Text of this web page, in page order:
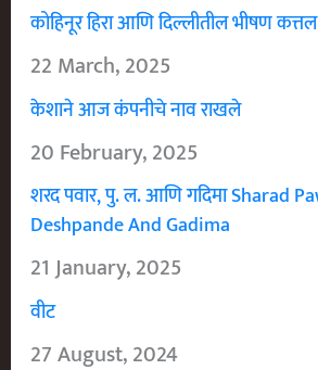
कोहिनूर हिरा आणि दिल्लीतील भीषण कत्तल
22 March, 2025
केशाने आज कंपनीचे नाव राखले
20 February, 2025
शरद पवार, पु. ल. आणि गदिमा Sharad
Deshpande And Gadima
21 January, 2025
वीट
27 August, 2024